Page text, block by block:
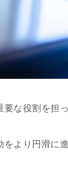
要な役割を担
をより円滑に